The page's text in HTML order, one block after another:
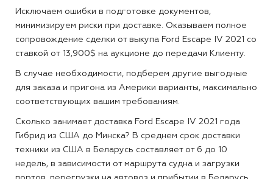
Исключаем ошибки в подготовке документов,
минимизируем риски при доставке. Оказываем полное
сопровождение сделки от выкупа Ford Escape IV 2021 со
ставкой от 13,900$ на аукционе до передачи Клиенту.
В случае необходимости, подберем другие выгодные
для заказа и пригона из Америки варианты, максимально
соответствующих вашим требованиям.
Сколько занимает доставка Ford Escape IV 2021 года
Гибрид из США до Минска? В среднем срок доставки
техники из США в Беларусь составляет от 6 до 10
недель, в зависимости от маршрута судна и загрузки